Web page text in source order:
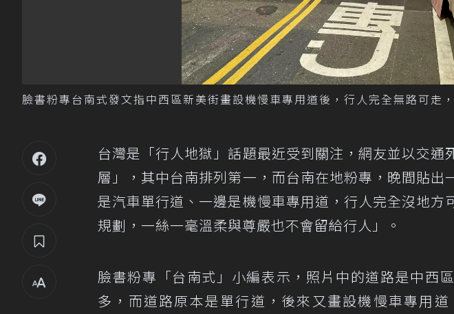
臉書粉專台南式發文指中西區新美街畫設機慢車專用道後，行人完全無路可走
台灣是「行人地獄」話題最近受到關注，網友並以交通
層」，其中台南排列第一，而台南在地粉專，晚間貼出
是汽車單行道、一邊是機慢車專用道，行人完全沒地方
規劃，一絲一毫溫柔與尊嚴也不會留給行人」。
臉書粉專「台南式」小編表示，照片中的道路是中西
多，而道路原本是單行道，後來又畫設機慢車專用